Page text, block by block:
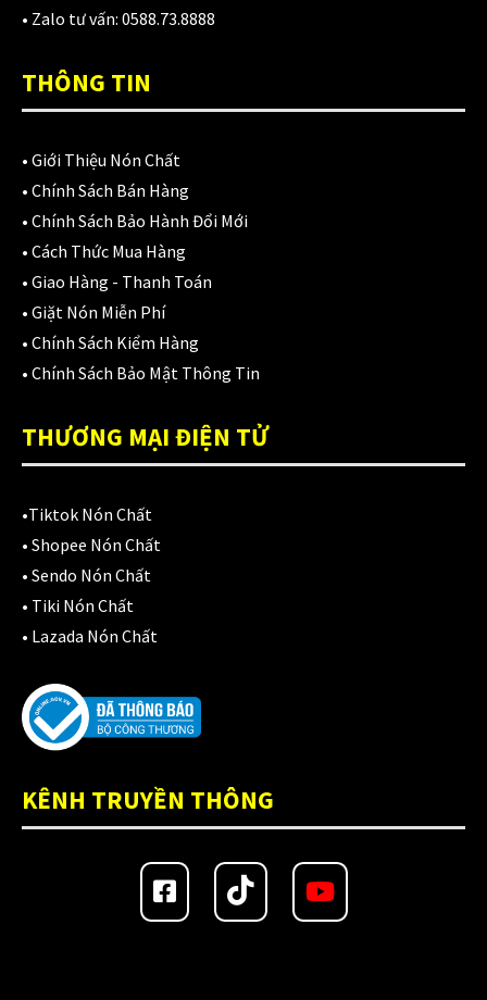
• Zalo tư vấn: 0588.73.8888
THÔNG TIN
• Giới Thiệu Nón Chất
• Chính Sách Bán Hàng
• Chính Sách Bảo Hành Đổi Mới
• Cách Thức Mua Hàng
• Giao Hàng - Thanh Toán
• Giặt Nón Miễn Phí
• Chính Sách Kiểm Hàng
• Chính Sách Bảo Mật Thông Tin
THƯƠNG MẠI ĐIỆN TỬ
•Tiktok Nón Chất
• Shopee Nón Chất
• Sendo Nón Chất
• Tiki Nón Chất
• Lazada Nón Chất
KÊNH TRUYỀN THÔNG